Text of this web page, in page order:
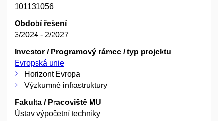
101131056
Období řešení
3/2024 - 2/2027
Investor / Programový rámec / typ projektu
Evropská unie
Horizont Evropa
Výzkumné infrastruktury
Fakulta / Pracoviště MU
Ústav výpočetní techniky